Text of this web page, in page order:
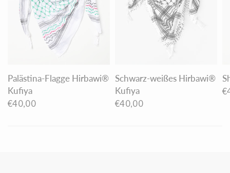
Palästina-Flagge Hirbawi®
Kufiya
€40,00
Schwarz-weißes Hirbawi®
Kufiya
€40,00